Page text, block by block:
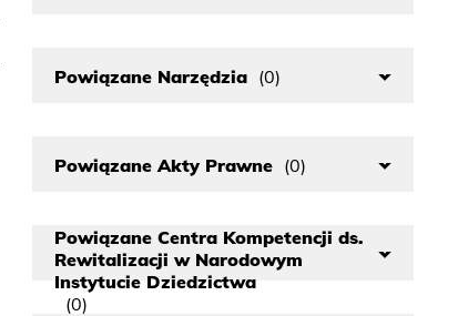
Powiązane Narzędzia (0)
Powiązane Akty Prawne (0)
Powiązane Centra Kompetencji ds.
Rewitalizacji w Narodowym
Instytucie Dziedzictwa
(0)